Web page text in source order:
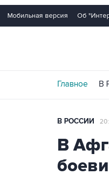
Мобильная версия Об
Главное В
В РОССИИ
В